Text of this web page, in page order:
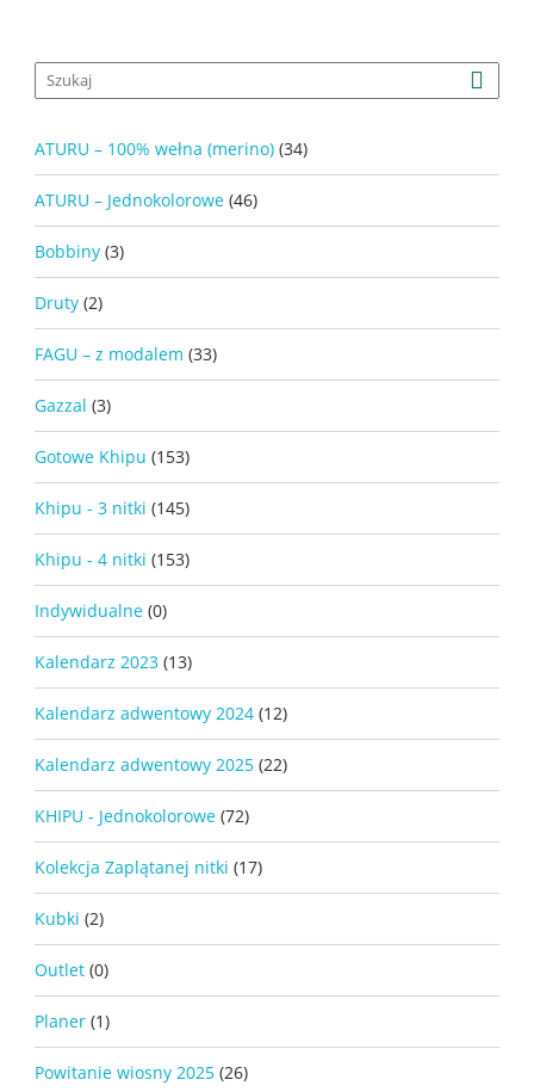
ATURU – 100% wełna (merino) (34)
ATURU – Jednokolorowe (46)
Bobbiny (3)
Druty (2)
FAGU – z modalem (33)
Gazzal (3)
Gotowe Khipu (153)
Khipu - 3 nitki (145)
Khipu - 4 nitki (153)
Indywidualne (0)
Kalendarz 2023 (13)
Kalendarz adwentowy 2024 (12)
Kalendarz adwentowy 2025 (22)
KHIPU - Jednokolorowe (72)
Kolekcja Zaplątanej nitki (17)
Kubki (2)
Outlet (0)
Planer (1)
Powitanie wiosny 2025 (26)